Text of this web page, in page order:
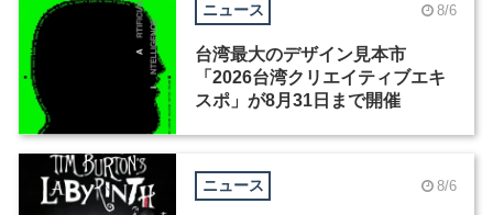
ニュース 8/6
台湾最大のデザイン見本市
「2026台湾クリエイティブエキ
スポ」が8月31日まで開催
ニュース 8/6